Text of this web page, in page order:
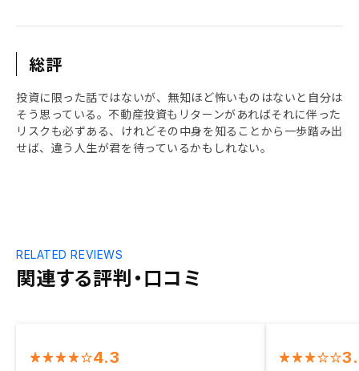
総評
投資に限った話ではないが、無知ほど怖いものはないと自分は
そう思っている。不動産投資もリターンがあればそれに伴った
リスクも必ずある、けれどその中身を知ることから一歩踏み出
せば、違う人生が君を待っているかもしれない。
関連する評判・口コミ
RELATED REVIEWS
4.3